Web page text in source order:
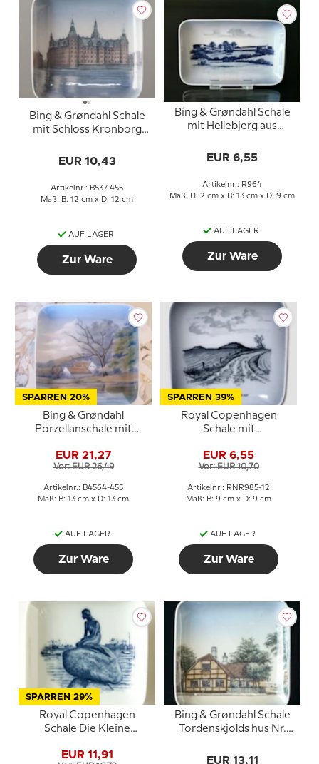
Bing & Grøndahl Schale
mit Schloss Kronborg
EUR 10,43
Artikelnr.: B537-455
Maß: B: 12 cm x D: 12 cm
AUF LAGER
Zur Ware
Bing & Grøndahl Schale
mit Hellebjerg aus
EUR 6,55
Artikelnr.: R964
Maß: H: 2 cm x B: 13 cm x D: 9 cm
AUF LAGER
Zur Ware
SPARREN 20%
Bing & Grøndahl
Porzellanschale mit
EUR 21,27
Vor: EUR 26,49
Artikelnr.: B4564-455
Maß: B: 13 cm x D: 13 cm
AUF LAGER
Zur Ware
SPARREN 39%
Royal Copenhagen
Schale mit
Porzellan
EUR 6,55
Vor: EUR 10,70
Artikelnr.: RNR985-12
Maß: B: 9 cm x D: 9 cm
AUF LAGER
Zur Ware
SPARREN 29%
Royal Copenhagen
Schale Die Kleine
EUR 11,91
Bing & Grøndahl Schale
Tordenskjolds hus Nr.
EUR 13,11